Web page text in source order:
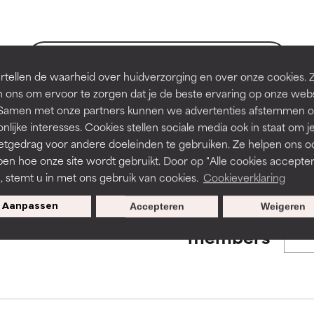
de waarheid over huidverzorging en over onze cookies.
ons om ervoor te zorgen dat je de beste ervaring op onze
met onze partners kunnen we advertenties afstemmen
interesses. Cookies stellen sociale media ook in staat om je
voor andere doeleinden te gebruiken. Ze helpen ons
hoe onze site wordt gebruikt. Door op "Alle cookies
stemt u in met ons gebruik van cookies. Cookieverklaring
Aanpassen Weigeren
Accepteren
to assess ingredients in this dictionary. Regulations
irriterend maar kan esthetische, stabiliteits- of andere
is aanwezig. Het risico wordt vergroot als het gecombineerd
ingrediënten.
droogheid, enz. veroorzaken. Kan in sommige gevallen
irriterend maar kan esthetische, stabiliteits- of andere
is aanwezig. Het risico wordt vergroot als het gecombineerd
ingrediënten.
droogheid, enz. veroorzaken. Kan in sommige gevallen
Exclusieve aanbiedingen voor
members